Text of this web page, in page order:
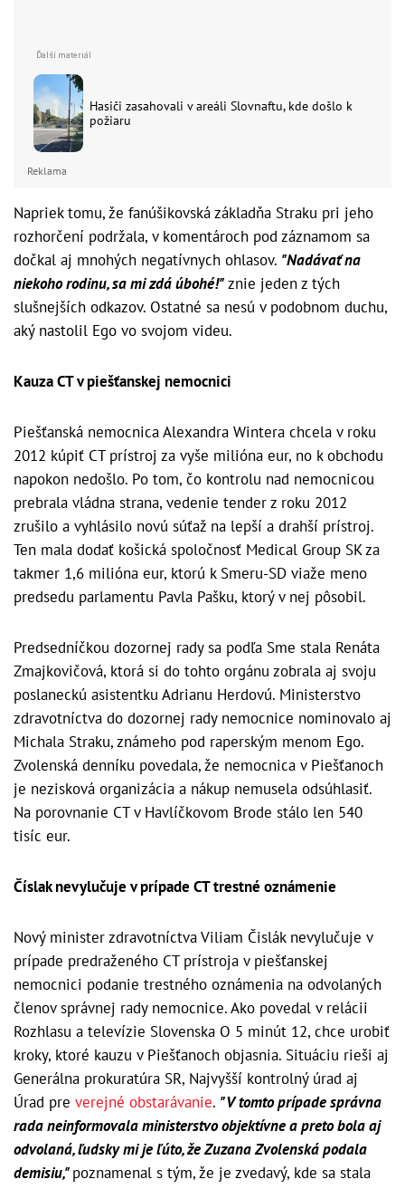
Hasiči zasahovali v areáli Slovnaftu, kde došlo k
požiaru
Reklama
Napriek tomu, že fanúšikovská základňa Straku pri jeho
rozhorčení podržala, v komentároch pod záznamom sa
dočkal aj mnohých negatívnych ohlasov. "Nadávať na
niekoho rodinu, sa mi zdá úbohé!"znie jeden z tých
slušnejších odkazov. Ostatné sa nesú v podobnom duchu,
aký nastolil Ego vo svojom videu.
Kauza CT v piešťanskej nemocnici
Piešťanská nemocnica Alexandra Wintera chcela v roku
2012 kúpiť CT prístroj za vyše milióna eur, no k obchodu
napokon nedošlo. Po tom, čo kontrolu nad nemocnicou
prebrala vládna strana, vedenie tender z roku 2012
zrušilo a vyhlásilo novú súťaž na lepší a drahší prístroj.
Ten mala dodať košická spoločnosť Medical Group SK za
takmer 1,6 milióna eur, ktorú k Smeru-SD viaže meno
predsedu parlamentu Pavla Pašku, ktorý v nej pôsobil.
Predsedníčkou dozornej rady sa podľa Sme stala Renáta
Zmajkovičová, ktorá si do tohto orgánu zobrala aj svoju
poslaneckú asistentku Adrianu Herdovú. Ministerstvo
zdravotníctva do dozornej rady nemocnice nominovalo aj
Michala Straku, známeho pod raperským menom Ego.
Zvolenská denníku povedala, že nemocnica v Piešťanoch
je nezisková organizácia a nákup nemusela odsúhlasiť.
Na porovnanie CT v Havlíčkovom Brode stálo len 540
tisíc eur.
Číslak nevylučuje v prípade CT trestné oznámenie
Nový minister zdravotníctva Viliam Čislák nevylučuje v
prípade predraženého CT prístroja v piešťanskej
nemocnici podanie trestného oznámenia na odvolaných
členov správnej rady nemocnice. Ako povedal v relácii
Rozhlasu a televízie Slovenska O 5 minút 12, chce urobiť
kroky, ktoré kauzu v Piešťanoch objasnia. Situáciu rieši aj
Generálna prokuratúra SR, Najvyšší kontrolný úrad aj
Úrad pre verejné obstarávanie. "V tomto prípade správna
rada neinformovala ministerstvo objektívne a preto bola aj
odvolaná, ľudsky mi je ľúto, že Zuzana Zvolenská podala
demisiu,"poznamenal s tým, že je zvedavý, kde sa stala